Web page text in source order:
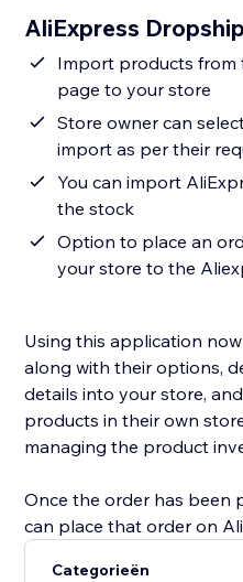
AliExpress
Import products from
page to your store
Store owner can
import as per their
You can import
the stock
Option to place an
your store to the
Using this application
along with their options,
details into your store,
products in their own
managing the product
Once the order has been
can place that order on
Categorieën